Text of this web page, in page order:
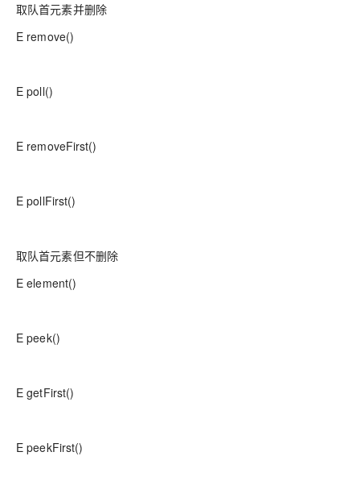
取队首元素并删除
E remove()
E poll()
E removeFirst()
E pollFirst()
取队首元素但不删除
E element()
E peek()
E getFirst()
E peekFirst()